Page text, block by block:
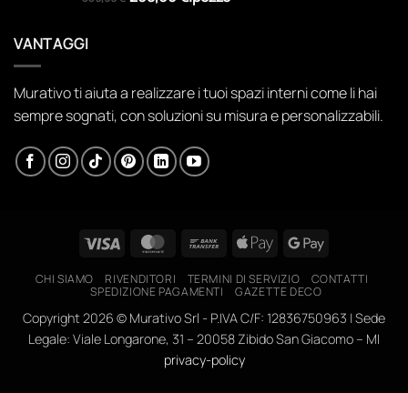
VANTAGGI
Murativo ti aiuta a realizzare i tuoi spazi interni come li hai
sempre sognati, con soluzioni su misura e personalizzabili.
Visa MasterCardBank
Apple
Google
CHI SIAMO RIVENDITORI TERMINI DI SERVIZIO
CONTATTI
SPEDIZIONE PAGAMENTI
GAZETTE DECO
Copyright 2026 © Murativo Srl - P.IVA C/F: 12836750963 | Sede
Legale: Viale Longarone, 31 – 20058 Zibido San Giacomo – MI
privacy-policy